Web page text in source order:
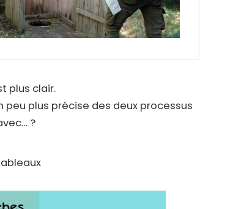
plus clair.
plus précise des deux processus
?